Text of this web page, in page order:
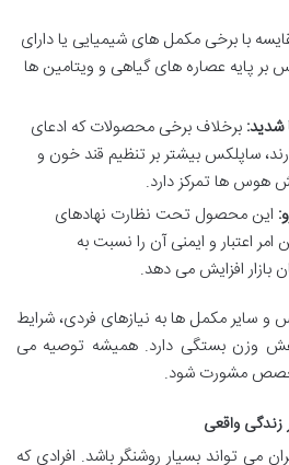
با برخی مکمل های شیمیایی یا دارای
بر پایه عصاره های گیاهی و ویتامین ها
شدید: برخلاف برخی محصولات که ادعای
ساپلکس بیشتر بر تنظیم قند خون و
هوس ها تمرکز دارد.
این محصول تحت نظارت نهادهای
اعتبار و ایمنی آن را نسبت به
افزایش می دهد.
و سایر مکمل ها به نیازهای فردی، شرایط
وزن بستگی دارد. همیشه توصیه می
مشورت شود.
زندگی واقعی
می تواند بسیار روشنگر باشد. افرادی که